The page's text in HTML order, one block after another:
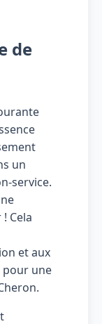
de
un
service.
Cela
et aux
pour une